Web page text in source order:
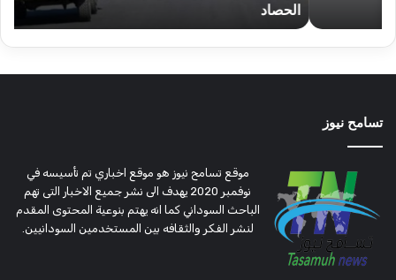
تسامح نيوز
موقع تسامح نيوز هو موقع اخباري تم تأسيسه في
نوفمبر 2020 يهدف الى نشر جميع الاخبار التى تهم
الباحث السوداني كما انه يهتم بنوعية المحتوى المقدم
لنشر الفكر والثقافه بين المستخدمين السودانيين.